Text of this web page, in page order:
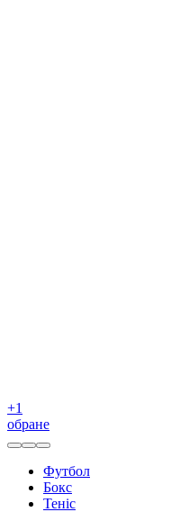
+1
обране
Футбол
Бокс
Теніс